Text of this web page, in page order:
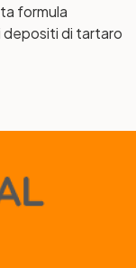
formula
depositi di tartaro